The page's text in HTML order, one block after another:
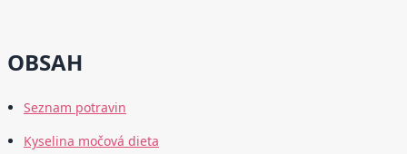
OBSAH
Seznam potravin
Kyselina močová dieta